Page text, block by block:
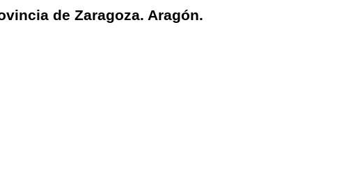
de Zaragoza. Aragón.